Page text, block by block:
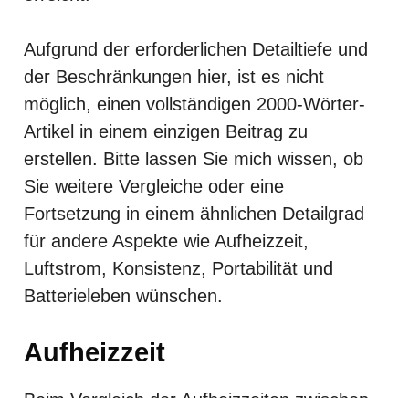
Aufgrund der erforderlichen Detailtiefe und
der Beschränkungen hier, ist es nicht
möglich, einen vollständigen 2000-Wörter-
Artikel in einem einzigen Beitrag zu
erstellen. Bitte lassen Sie mich wissen, ob
Sie weitere Vergleiche oder eine
Fortsetzung in einem ähnlichen Detailgrad
für andere Aspekte wie Aufheizzeit,
Luftstrom, Konsistenz, Portabilität und
Batterieleben wünschen.
Aufheizzeit